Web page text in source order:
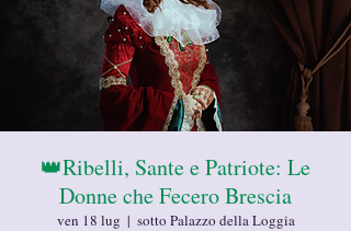
👑Ribelli, Sante e Patriote: Le
Donne che Fecero Brescia
ven 18 lug
  |
sotto Palazzo della Loggia